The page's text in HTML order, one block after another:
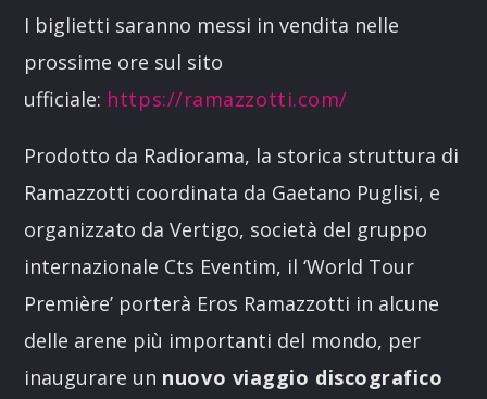
I biglietti saranno messi in vendita nelle
prossime ore sul sito
ufficiale: https://ramazzotti.com/
Prodotto da Radiorama, la storica struttura di
Ramazzotti coordinata da Gaetano Puglisi, e
organizzato da Vertigo, società del gruppo
internazionale Cts Eventim, il ‘World Tour
Première’ porterà Eros Ramazzotti in alcune
delle arene più importanti del mondo, per
inaugurare un nuovo viaggio discografico